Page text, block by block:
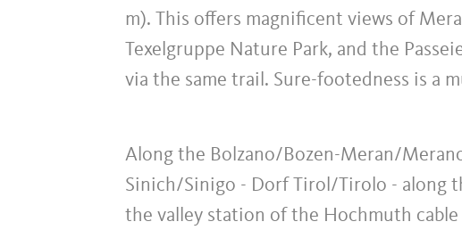
m). This offers magnificent views of
Texelgruppe Nature Park, and the
via the same trail. Sure-footedness is a
Along the Bolzano/Bozen-Meran/
Sinich/Sinigo - Dorf Tirol/Tirolo - along
the valley station of the Hochmuth cable